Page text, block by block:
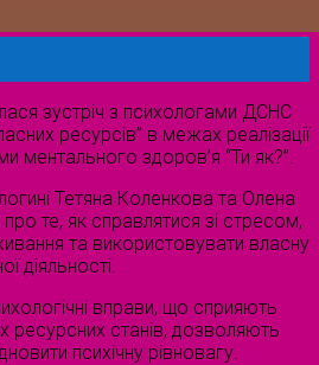
зустріч з психологами ДСНС
ресурсів” в межах реалізації
ментального здоров’я “Ти як?”.
Тетяна Коленкова та Олена
те, як справлятися зі стресом,
та використовувати власну
діяльності.
вправи, що сприяють
ресурсних станів, дозволяють
психічну рівновагу.